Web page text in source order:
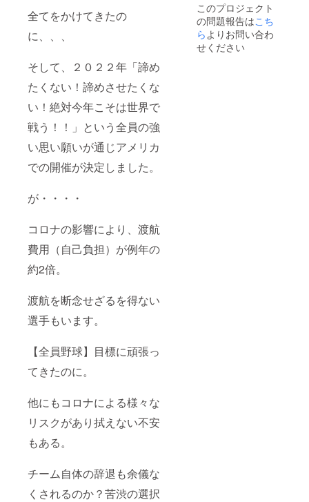
全てをかけてきたの
に、、、
そして、２０２２年「諦め
たくない！諦めさせたくな
い！絶対今年こそは世界で
戦う！！」という全員の強
い思い願いが通じアメリカ
での開催が決定しました。
が・・・・
コロナの影響により、渡航
費用（自己負担）が例年の
約2倍。
渡航を断念せざるを得ない
選手もいます。
【全員野球】目標に頑張っ
てきたのに。
他にもコロナによる様々な
リスクがあり拭えない不安
もある。
チーム自体の辞退も余儀な
くされるのか？苦渋の選択
の大き
さはデ
ザイン
によっ
て異な
このプロジェクト
の問題報告はこち
らよりお問い合わ
せください